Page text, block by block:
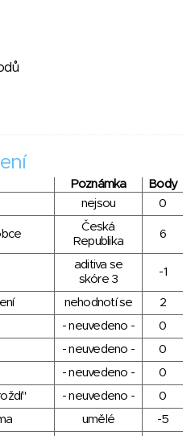
Poznámka
Body
nejsou 0
Česká
Republika
6
aditiva se
skóre 3
-1
nehodnotí se
2
- neuvedeno -
0
- neuvedeno -
0
- neuvedeno -
0
- neuvedeno -
0
umělé
-5